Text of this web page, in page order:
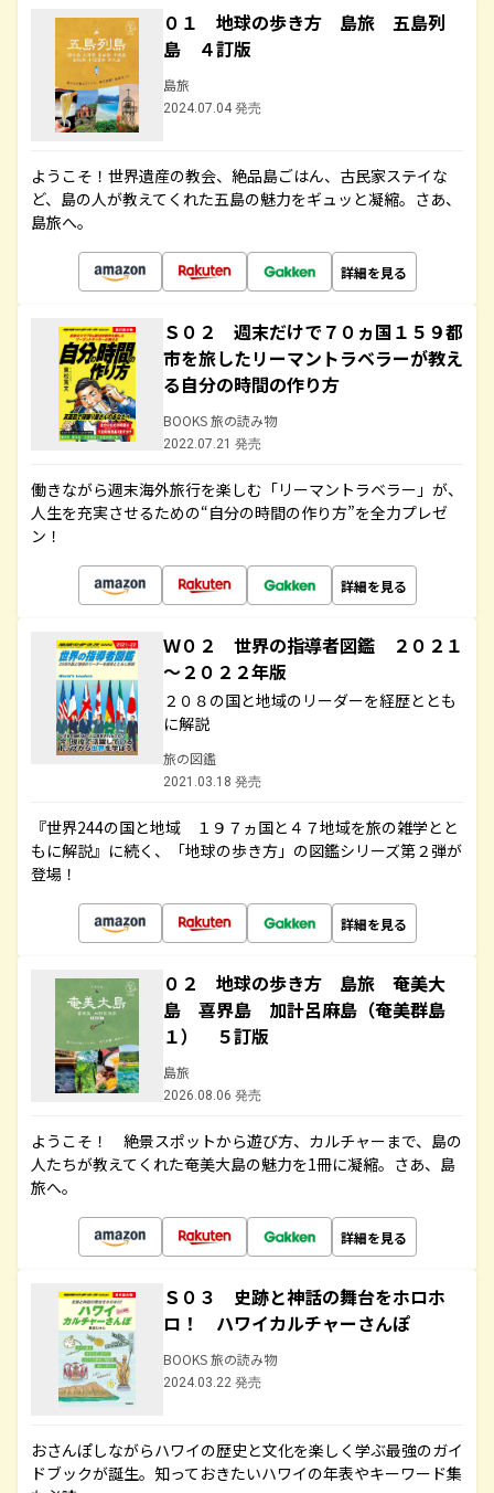
０１ 地球の歩き方 島旅 五島列
島 ４訂版
島旅
2024.07.04 発売
ようこそ！世界遺産の教会、絶品島ごはん、古民家ステイな
ど、島の人が教えてくれた五島の魅力をギュッと凝縮。さあ、
島旅へ。
詳細を見る
Ｓ０２ 週末だけで７０ヵ国１５９都
市を旅したリーマントラベラーが教え
る自分の時間の作り方
BOOKS 旅の読み物
2022.07.21 発売
働きながら週末海外旅行を楽しむ「リーマントラベラー」が、
人生を充実させるための“自分の時間の作り方”を全力プレゼ
ン！
詳細を見る
Ｗ０２ 世界の指導者図鑑 ２０２１
～２０２２年版
２０８の国と地域のリーダーを経歴ととも
に解説
旅の図鑑
2021.03.18 発売
『世界244の国と地域 １９７ヵ国と４７地域を旅の雑学とと
もに解説』に続く、「地球の歩き方」の図鑑シリーズ第２弾が
登場！
詳細を見る
０２ 地球の歩き方 島旅 奄美大
島 喜界島 加計呂麻島（奄美群島
１） ５訂版
島旅
2026.08.06 発売
ようこそ！ 絶景スポットから遊び方、カルチャーまで、島の
人たちが教えてくれた奄美大島の魅力を1冊に凝縮。さあ、島
旅へ。
詳細を見る
Ｓ０３ 史跡と神話の舞台をホロホ
ロ！ ハワイカルチャーさんぽ
BOOKS 旅の読み物
2024.03.22 発売
おさんぽしながらハワイの歴史と文化を楽しく学ぶ最強のガイ
ドブックが誕生。知っておきたいハワイの年表やキーワード集